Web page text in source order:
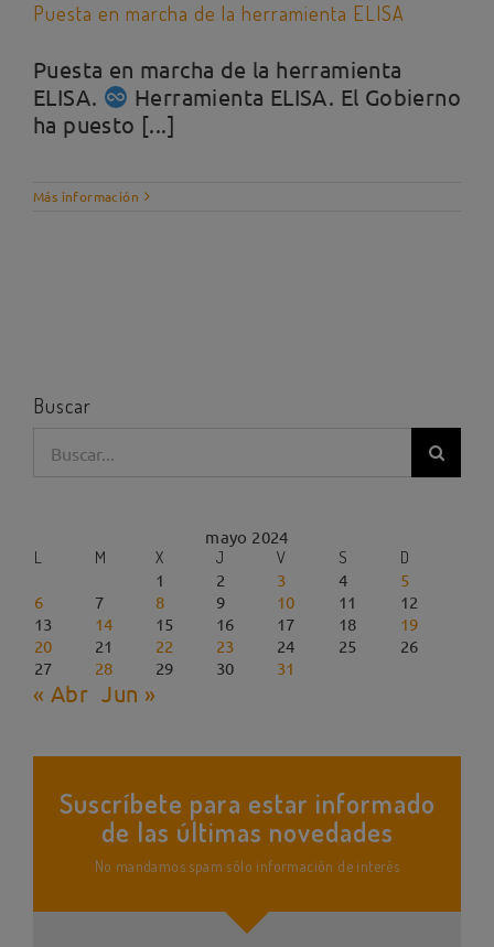
Puesta en marcha de la herramienta ELISA
Puesta en marcha de la herramienta
ELISA.
Herramienta ELISA. El Gobierno
ha puesto [...]
Más información
Buscar
mayo 2024
L
M X J V S
D
1
2 3 4
5
6
7 8 9 10 11
12
13
14 15 16 17 18
19
20
21 22 23 24 25
26
27
28 29 30 31
« Abr Jun »
Suscríbete para estar informado
de las últimas novedades
No mandamos spam sólo información de interés